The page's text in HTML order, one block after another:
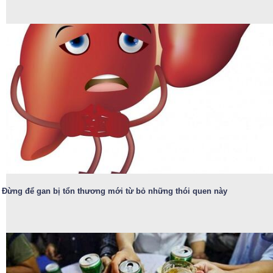
Đừng để gan bị tổn thương mới từ bỏ những thói quen này